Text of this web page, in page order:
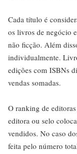
Cada título é
os livros de negócio
não ficção. Além
individualmente.
edições com ISBNs
vendas somadas.
O ranking de
editora ou selo
vendidos. No caso
feita pelo número